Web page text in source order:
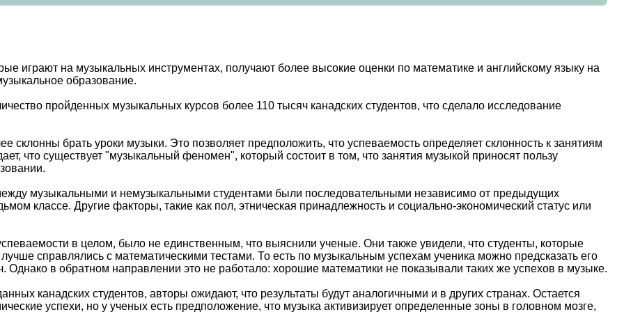
играют на музыкальных инструментах, получают более высокие оценки по математике и английскому языку на
образование.
пройденных музыкальных курсов более 110 тысяч канадских студентов, что сделало исследование
склонны брать уроки музыки. Это позволяет предположить, что успеваемость определяет склонность к занятиям
что существует "музыкальный феномен", который состоит в том, что занятия музыкой приносят пользу
музыкальными и немузыкальными студентами были последовательными независимо от предыдущих
классе. Другие факторы, такие как пол, этническая принадлежность и социально-экономический статус или
в целом, было не единственным, что выяснили ученые. Они также увидели, что студенты, которые
справлялись с математическими тестами. То есть по музыкальным успехам ученика можно предсказать его
в обратном направлении это не работало: хорошие математики не показывали таких же успехов в музыке.
канадских студентов, авторы ожидают, что результаты будут аналогичными и в других странах. Остается
успехи, но у ученых есть предположение, что музыка активизирует определенные зоны в головном мозге,